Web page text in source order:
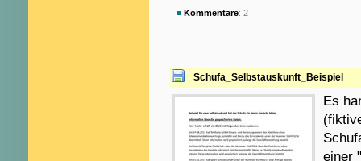
Kommentare: 2
Schufa_Selbstauskunft_Beispiel
Es
einer